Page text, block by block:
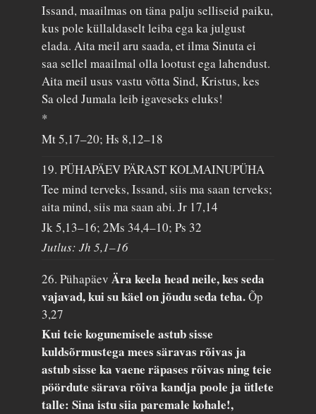
Issand, maailmas on täna palju selliseid paiku,
kus pole küllaldaselt leiba ega ka julgust
elada. Aita meil aru saada, et ilma Sinuta ei
saa sellel maailmal olla lootust ega lahendust.
Aita meil usus vastu võtta Sind, Kristus, kes
Sa oled Jumala leib igaveseks eluks!
*
Mt 5,17–20; Hs 8,12–18
19. PÜHAPÄEV PÄRAST KOLMAINUPÜHA
Tee mind terveks, Issand, siis ma saan terveks;
aita mind, siis ma saan abi.Jr 17,14
Jk 5,13–16; 2Ms 34,4–10; Ps 32
Jutlus: Jh 5,1–16
26. PühapäevÄra keela head neile, kes seda
vajavad, kui su käel on jõudu seda teha.Õp
3,27
Kui teie kogunemisele astub sisse
kuldsõrmustega mees säravas rõivas ja
astub sisse ka vaene räpases rõivas ning teie
pöördute särava rõiva kandja poole ja ütlete
talle: Sina istu siia paremale kohale!,